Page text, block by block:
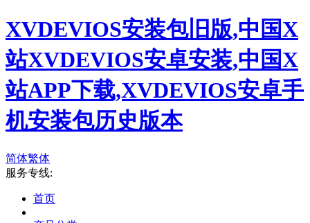
XVDEVIOS安装包旧版,中国X
站XVDEVIOS安卓安装,中国X
站APP下载,XVDEVIOS安卓手
机安装包历史版本
简体繁体
服务专线:
首页